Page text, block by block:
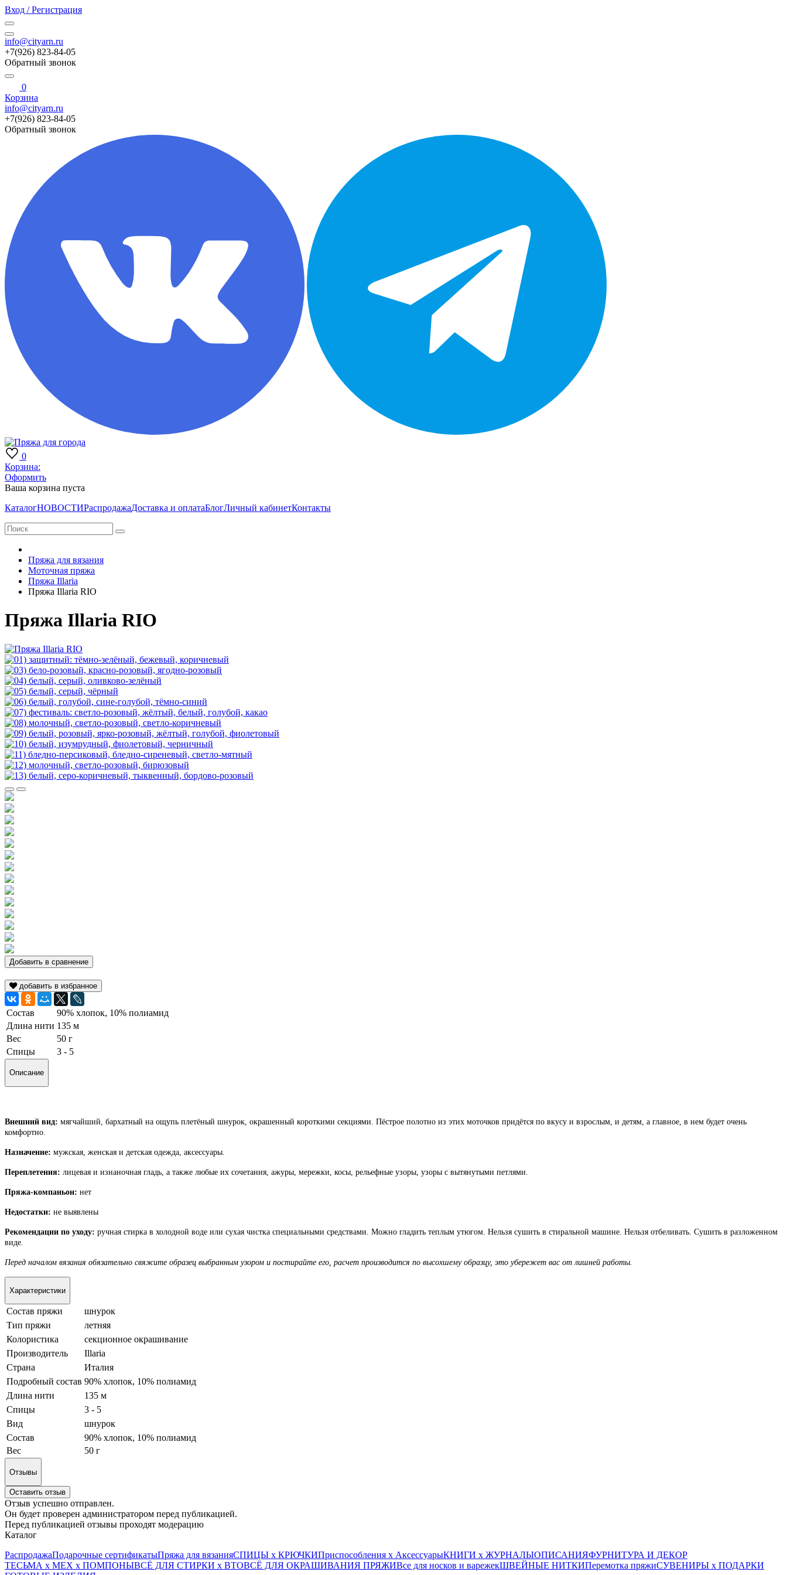
Вход / Регистрация
info@cityarn.ru
+7(926) 823-84-05
Обратный звонок
0
Корзина
info@cityarn.ru
+7(926) 823-84-05
Обратный звонок
0
Корзина:
Оформить
Ваша корзина пуста
КаталогНОВОСТИРаспродажаДоставка и оплатаБлогЛичный кабинетКонтакты
Пряжа для вязания
Моточная пряжа
Пряжа Illaria
Пряжа Illaria RIO
Пряжа Illaria RIO
Добавить в сравнение
добавить в избранное
Состав
90% хлопок, 10% полиамид
Длина нити 135 м
Вес
50 г
Спицы
3 - 5
Описание
Внешний вид: мягчайший, бархатный на ощупь плетёный шнурок, окрашенный короткими секциями. Пёстрое полотно из этих моточков придётся по вкусу и взрослым, и детям, а главное, в нем будет очень
комфортно.
Назначение: мужская, женская и детская одежда, аксессуары.
Переплетения: лицевая и изнаночная гладь, а также любые их сочетания, ажуры, мережки, косы, рельефные узоры, узоры с вытянутыми петлями.
Пряжа-компаньон: нет
Недостатки: не выявлены
Рекомендации по уходу: ручная стирка в холодной воде или сухая чистка специальными средствами. Можно гладить теплым утюгом. Нельзя сушить в стиральной машине. Нельзя отбеливать. Сушить в разложенном
виде.
Перед началом вязания обязательно свяжите образец выбранным узором и постирайте его, расчет производится по высохшему образцу, это убережет вас от лишней работы.
Характеристики
Состав пряжи
шнурок
Тип пряжи
летняя
Колористика
секционное окрашивание
Производитель
Illaria
Страна
Италия
Подробный состав 90% хлопок, 10% полиамид
Длина нити
135 м
Спицы
3 - 5
Вид
шнурок
Состав
90% хлопок, 10% полиамид
Вес
50 г
Отзывы
Оставить отзыв
Отзыв успешно отправлен.
Он будет проверен администратором перед публикацией.
Перед публикацией отзывы проходят модерацию
Каталог
РаспродажаПодарочные сертификатыПряжа для вязанияСПИЦЫ х КРЮЧКИПриспособления х АксессуарыКНИГИ х ЖУРНАЛЫОПИСАНИЯФУРНИТУРА И ДЕКОР
ТЕСЬМА х МЕХ х ПОМПОНЫВСЁ ДЛЯ СТИРКИ х ВТОВСЁ ДЛЯ ОКРАШИВАНИЯ ПРЯЖИВсе для носков и варежекШВЕЙНЫЕ НИТКИПеремотка пряжиСУВЕНИРЫ х ПОДАРКИ